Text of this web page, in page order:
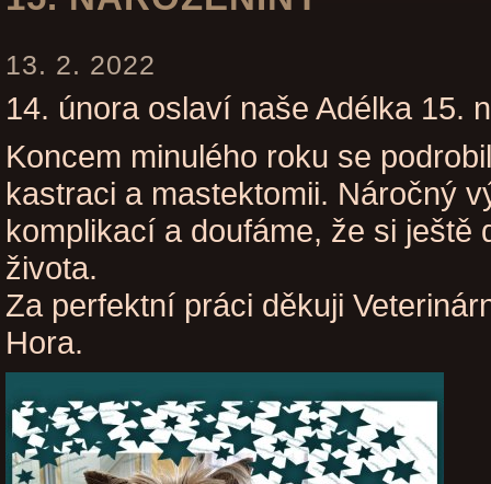
13. 2. 2022
14. února oslaví naše Adélka 15.
Koncem minulého roku se
kastraci a mastektomii. Náročný
komplikací a doufáme, že si ještě
života.
Za perfektní práci děkuji
Hora.